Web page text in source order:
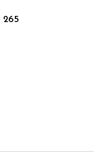
265